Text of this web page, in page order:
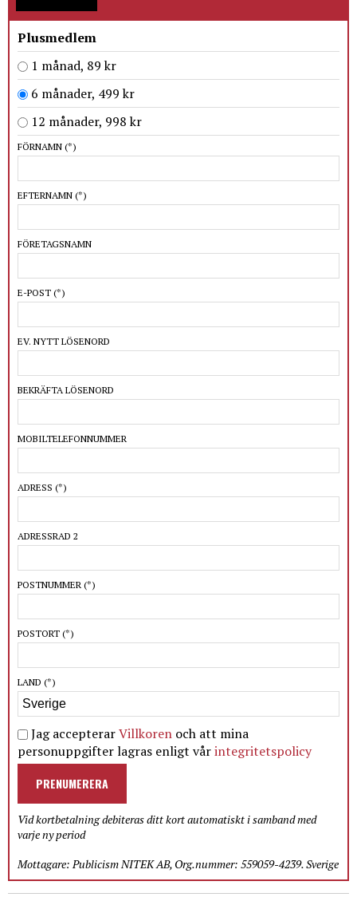
Plusmedlem
1 månad, 89 kr
6 månader, 499 kr
12 månader, 998 kr
FÖRNAMN (*)
EFTERNAMN (*)
FÖRETAGSNAMN
E-POST (*)
EV. NYTT LÖSENORD
BEKRÄFTA LÖSENORD
MOBILTELEFONNUMMER
ADRESS (*)
ADRESSRAD 2
POSTNUMMER (*)
POSTORT (*)
LAND (*)
Jag accepterarVillkoren och att mina
personuppgifter lagras enligt vårintegritetspolicy
PRENUMERERA
Vid kortbetalning debiteras ditt kort automatiskt i samband med
varje ny period
Mottagare: Publicism NITEK AB, Org.nummer: 559059-4239. Sverige